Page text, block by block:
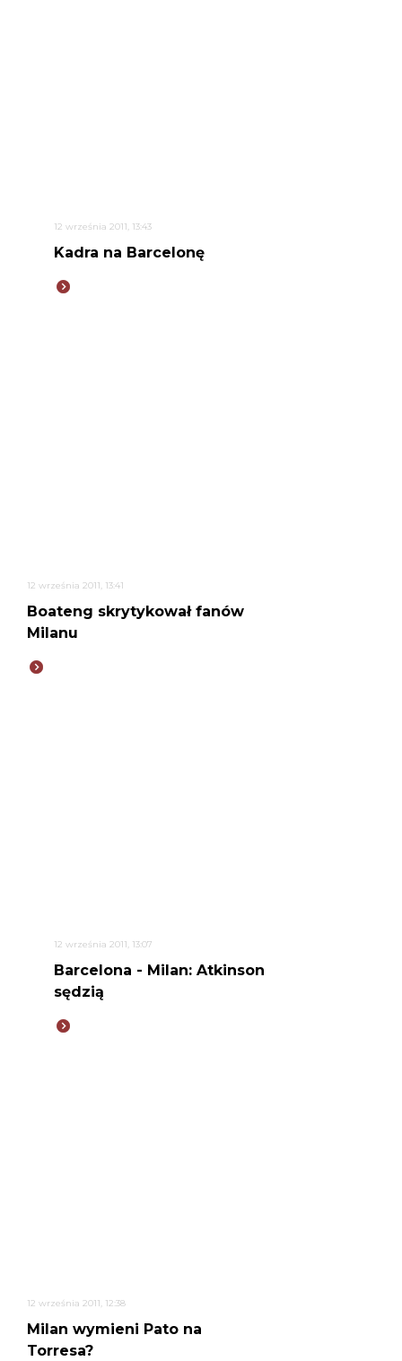
12 września 2011, 13:43
Kadra na Barcelonę
12 września 2011, 13:41
Boateng skrytykował fanów
Milanu
12 września 2011, 13:07
Barcelona - Milan: Atkinson
sędzią
12 września 2011, 12:38
Milan wymieni Pato na
Torresa?